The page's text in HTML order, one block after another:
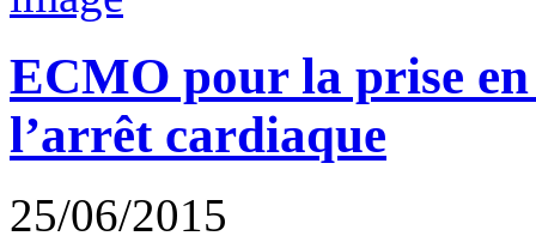
ECMO pour la prise
l’arrêt cardiaque
25/06/2015